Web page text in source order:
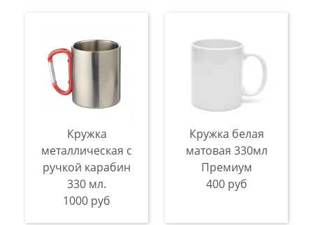
Кружка
металлическая с
ручкой карабин
330 мл.
1000 руб
Кружка белая
матовая 330мл
Премиум
400 руб